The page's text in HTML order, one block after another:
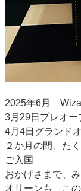
2025年6月
3月29日プレオー
4月4日グランド
２か月の間、た
ご入国
おかげさまで、
オリーンも、こ